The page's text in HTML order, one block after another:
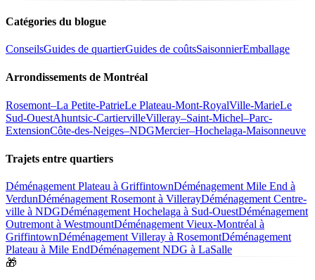
Catégories du blogue
ConseilsGuides de quartierGuides de coûtsSaisonnierEmballage
Arrondissements de Montréal
Rosemont–La Petite-PatrieLe Plateau-Mont-RoyalVille-MarieLe
Sud-OuestAhuntsic-CartiervilleVilleray–Saint-Michel–Parc-
ExtensionCôte-des-Neiges–NDGMercier–Hochelaga-Maisonneuve
Trajets entre quartiers
Déménagement Plateau à GriffintownDéménagement Mile End à
VerdunDéménagement Rosemont à VillerayDéménagement Centre-
ville à NDGDéménagement Hochelaga à Sud-OuestDéménagement
Outremont à WestmountDéménagement Vieux-Montréal à
GriffintownDéménagement Villeray à RosemontDéménagement
Plateau à Mile EndDéménagement NDG à LaSalle
🎁